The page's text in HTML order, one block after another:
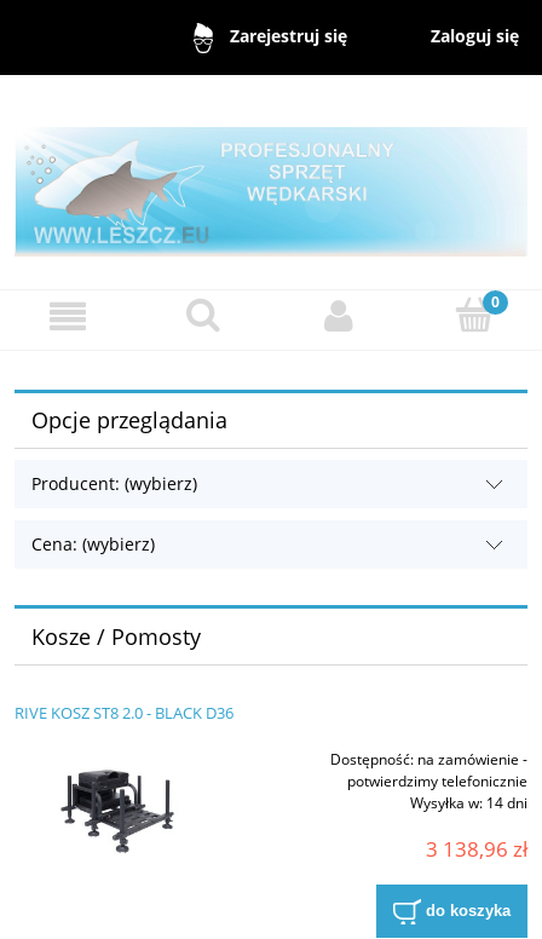
Zarejestruj się Zaloguj się
Opcje przeglądania
Producent: (wybierz)
Cena: (wybierz)
Kosze / Pomosty
RIVE KOSZ ST8 2.0 - BLACK D36
Dostępność: na zamówienie -
potwierdzimy telefonicznie
Wysyłka w: 14 dni
3 138,96 zł
do koszyka